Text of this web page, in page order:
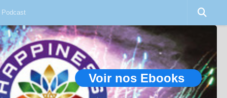
Voir nos Ebooks